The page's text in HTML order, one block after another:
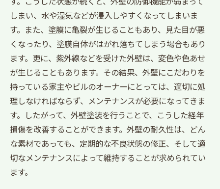
しまい、水や湿気などが浸入しやすくなってしまいま
す。また、塗膜に亀裂が生じることもあり、見た目が悪
くなったり、塗膜自体がはがれ落ちてしまう場合もあり
ます。更に、紫外線などを受けた外壁は、変色や色あせ
が生じることもあります。その結果、外壁にこだわりを
持っている家主やビルのオーナーにとっては、適切に処
理しなければならず、メンテナンスが必要になってきま
す。したがって、外壁塗装を行うことで、こうした経年
損傷を改善することができます。外壁の耐久性は、どん
な素材であっても、定期的な不良状態の修正、そして適
切なメンテナンスによって維持することが求められてい
ます。